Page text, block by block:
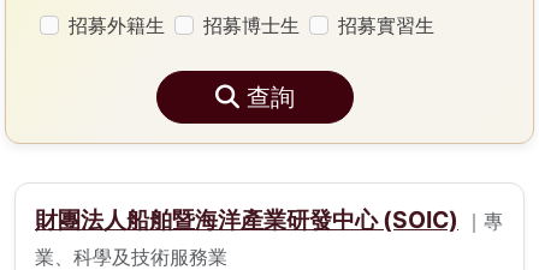
招募外籍生
招募博士生 招募實習生
查詢
財團法人船舶暨海洋產業研發中心 (SOIC)
｜專
業、科學及技術服務業